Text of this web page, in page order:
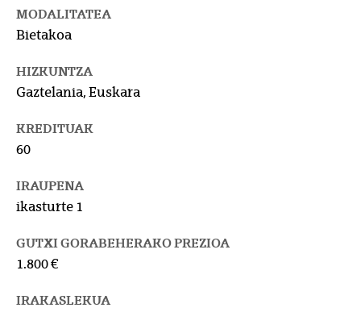
MODALITATEA
Bietakoa
HIZKUNTZA
Gaztelania, Euskara
KREDITUAK
60
IRAUPENA
ikasturte 1
GUTXI GORABEHERAKO PREZIOA
1.800 €
IRAKASLEKUA